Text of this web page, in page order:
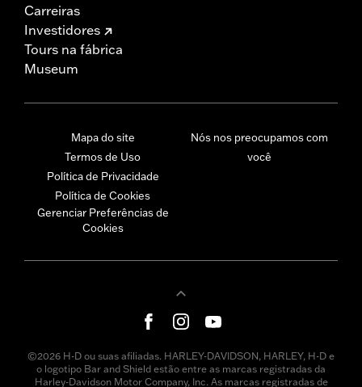
Carreiras
Investidores
Tours na fábrica
Museum
Mapa do site
Termos de Uso
Política de Privacidade
Política de Cookies
Gerenciar Preferências de
Cookies
Nós nos preocupamos com
você
©2026 H-D ou suas afiliadas. HARLEY-DAVIDSON, HARLEY, H-D e
o logotipo Bar and Shield estão entre as marcas registradas da
Harley-Davidson Motor Company, Inc. As marcas registradas de